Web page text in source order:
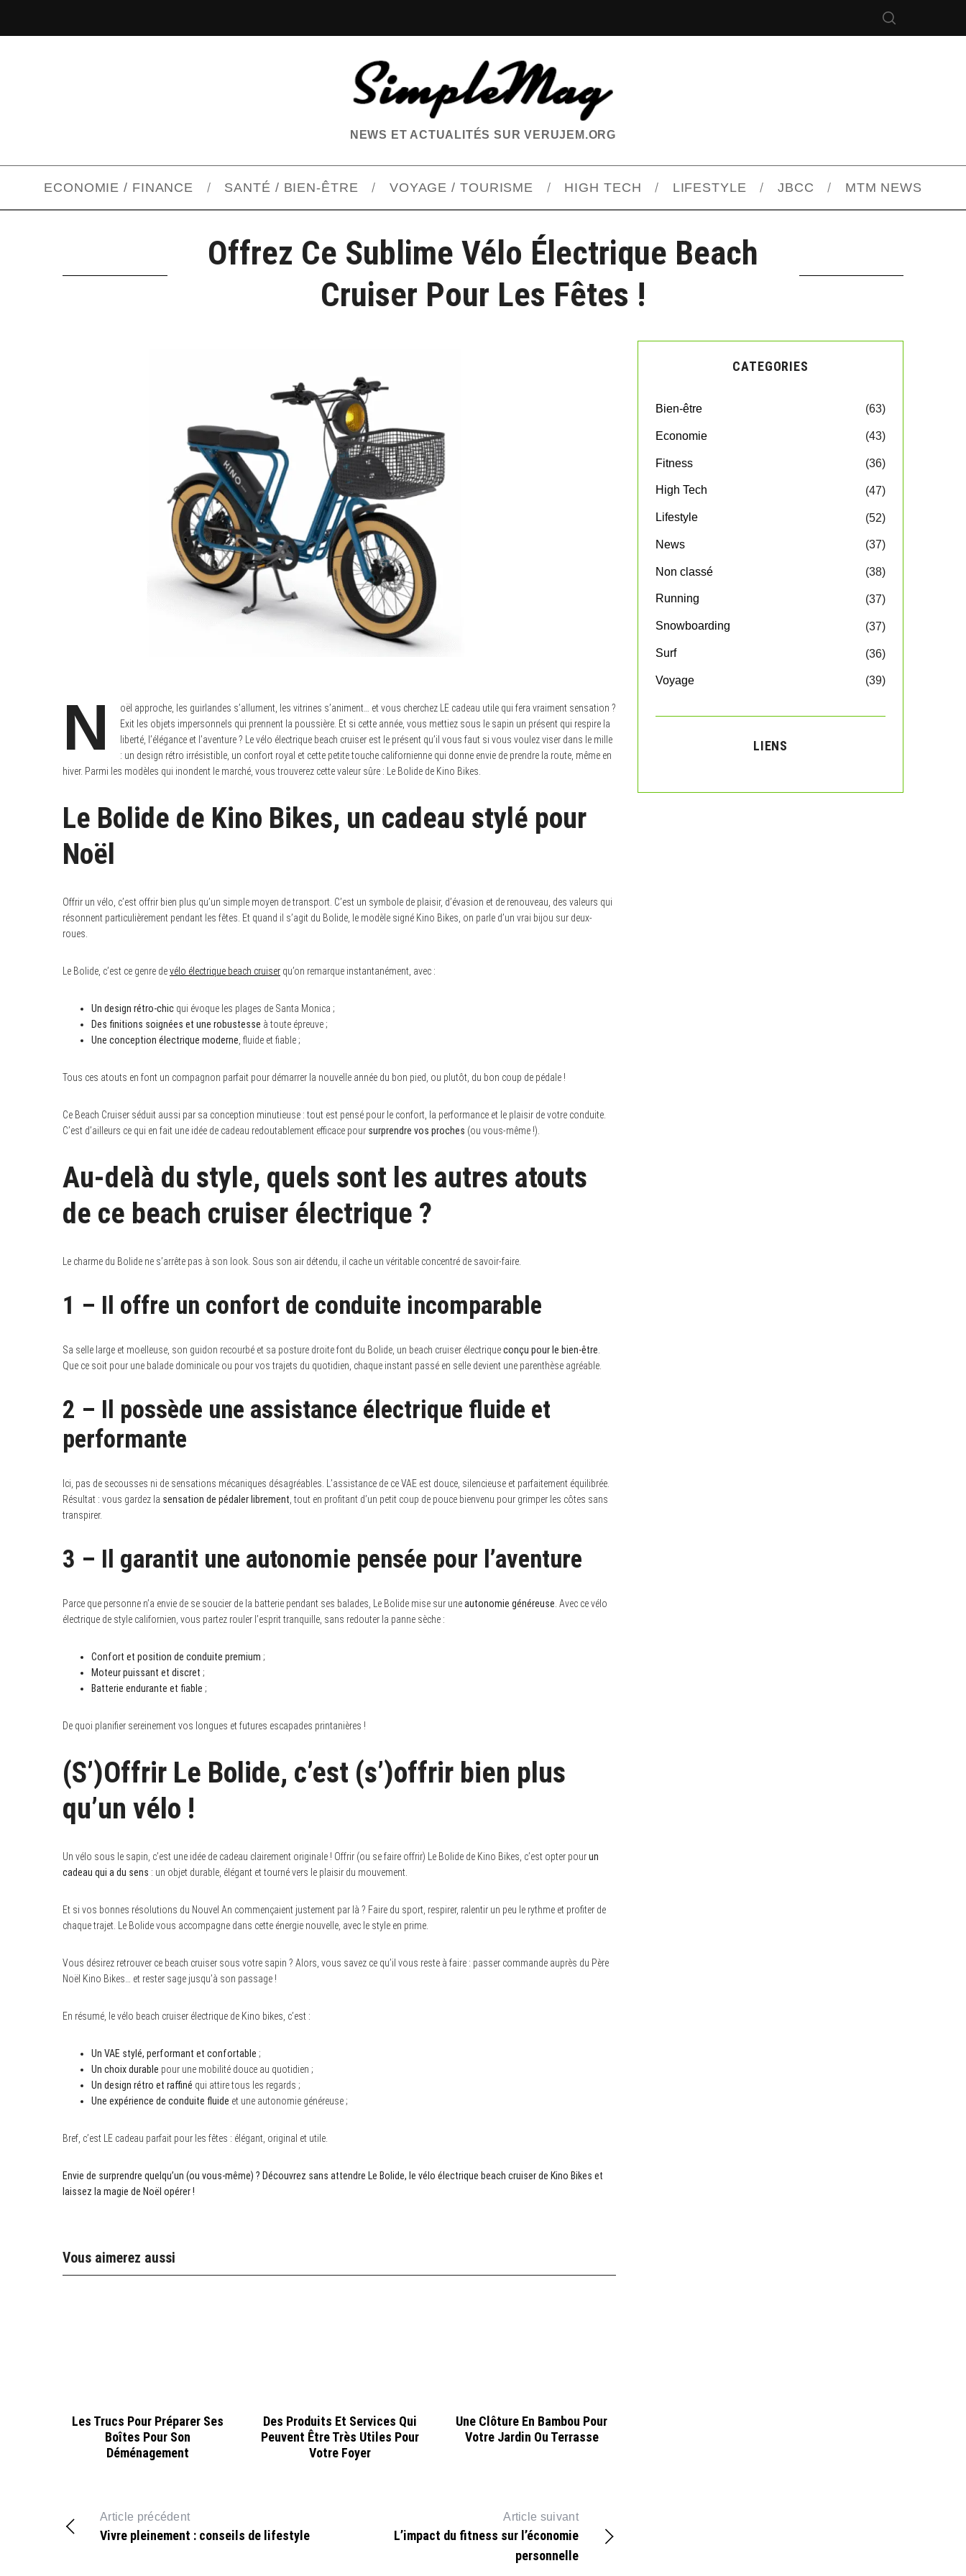
NEWS ET ACTUALITÉS SUR VERUJEM.ORG
ECONOMIE / FINANCE SANTÉ / BIEN-ÊTRE VOYAGE / TOURISME HIGH TECH LIFESTYLE JBCC MTM NEWS
Offrez Ce Sublime Vélo Électrique Beach
Cruiser Pour Les Fêtes !
N
oël approche, les guirlandes s’allument, les vitrines s’animent… et vous cherchez LE cadeau utile qui fera vraiment sensation ?
Exit les objets impersonnels qui prennent la poussière. Et si cette année, vous mettiez sous le sapin un présent qui respire la
liberté, l’élégance et l’aventure ? Le vélo électrique beach cruiser est le présent qu’il vous faut si vous voulez viser dans le mille
: un design rétro irrésistible, un confort royal et cette petite touche californienne qui donne envie de prendre la route, même en
hiver. Parmi les modèles qui inondent le marché, vous trouverez cette valeur sûre : Le Bolide de Kino Bikes.
Le Bolide de Kino Bikes, un cadeau stylé pour
Noël
Offrir un vélo, c’est offrir bien plus qu’un simple moyen de transport. C’est un symbole de plaisir, d’évasion et de renouveau, des valeurs qui
résonnent particulièrement pendant les fêtes. Et quand il s’agit du Bolide, le modèle signé Kino Bikes, on parle d’un vrai bijou sur deux-
roues.
Le Bolide, c’est ce genre devélo électrique beach cruiser qu’on remarque instantanément, avec :
Un design rétro-chic qui évoque les plages de Santa Monica ;
Des finitions soignées et une robustesse à toute épreuve ;
Une conception électrique moderne , fluide et fiable ;
Tous ces atouts en font un compagnon parfait pour démarrer la nouvelle année du bon pied, ou plutôt, du bon coup de pédale !
Ce Beach Cruiser séduit aussi par sa conception minutieuse : tout est pensé pour le confort, la performance et le plaisir de votre conduite.
C’est d’ailleurs ce qui en fait une idée de cadeau redoutablement efficace pour surprendre vos proches (ou vous-même !).
Au-delà du style, quels sont les autres atouts
de ce beach cruiser électrique ?
Le charme du Bolide ne s’arrête pas à son look. Sous son air détendu, il cache un véritable concentré de savoir-faire.
1 – Il offre un confort de conduite incomparable
Sa selle large et moelleuse, son guidon recourbé et sa posture droite font du Bolide, un beach cruiser électriqueconçu pour le bien-être
Que ce soit pour une balade dominicale ou pour vos trajets du quotidien, chaque instant passé en selle devient une parenthèse agréable.
2 – Il possède une assistance électrique fluide et
performante
Ici, pas de secousses ni de sensations mécaniques désagréables. L’assistance de ce VAE est douce, silencieuse et parfaitement équilibrée.
Résultat : vous gardez la sensation de pédaler librement , tout en profitant d’un petit coup de pouce bienvenu pour grimper les côtes sans
transpirer.
3 – Il garantit une autonomie pensée pour l’aventure
Parce que personne n’a envie de se soucier de la batterie pendant ses balades, Le Bolide mise sur uneautonomie généreuse . Avec ce vélo
électrique de style californien, vous partez rouler l’esprit tranquille, sans redouter la panne sèche :
Confort et position de conduite premium ;
Moteur puissant et discret ;
Batterie endurante et fiable ;
De quoi planifier sereinement vos longues et futures escapades printanières !
(S’)Offrir Le Bolide, c’est (s’)offrir bien plus
qu’un vélo !
Un vélo sous le sapin, c’est une idée de cadeau clairement originale ! Offrir (ou se faire offrir) Le Bolide de Kino Bikes, c’est opter pourun
cadeau qui a du sens : un objet durable, élégant et tourné vers le plaisir du mouvement.
Et si vos bonnes résolutions du Nouvel An commençaient justement par là ? Faire du sport, respirer, ralentir un peu le rythme et profiter de
chaque trajet. Le Bolide vous accompagne dans cette énergie nouvelle, avec le style en prime.
Vous désirez retrouver ce beach cruiser sous votre sapin ? Alors, vous savez ce qu’il vous reste à faire : passer commande auprès du Père
Noël Kino Bikes… et rester sage jusqu’à son passage !
En résumé, le vélo beach cruiser électrique de Kino bikes, c’est :
Un VAE stylé, performant et confortable ;
Un choix durable pour une mobilité douce au quotidien ;
Un design rétro et raffiné qui attire tous les regards ;
Une expérience de conduite fluide et une autonomie généreuse ;
Bref, c’est LE cadeau parfait pour les fêtes : élégant, original et utile.
Envie de surprendre quelqu’un (ou vous-même) ? Découvrez sans attendre Le Bolide, le vélo électrique beach cruiser de Kino Bikes et
laissez la magie de Noël opérer !
Vous aimerez aussi
Les Trucs Pour Préparer Ses
Boîtes Pour Son
Déménagement
Des Produits Et Services Qui
Peuvent Être Très Utiles Pour
Votre Foyer
Une Clôture En Bambou Pour
Votre Jardin Ou Terrasse
Article précédent
Vivre pleinement : conseils de lifestyle
Article suivant
L’impact du fitness sur l’économie
personnelle
CATEGORIES
Bien-être (63)
Economie (43)
Fitness (36)
High Tech (47)
Lifestyle (52)
News (37)
Non classé (38)
Running (37)
Snowboarding (37)
Surf (36)
Voyage (39)
LIENS
e
a
h
: